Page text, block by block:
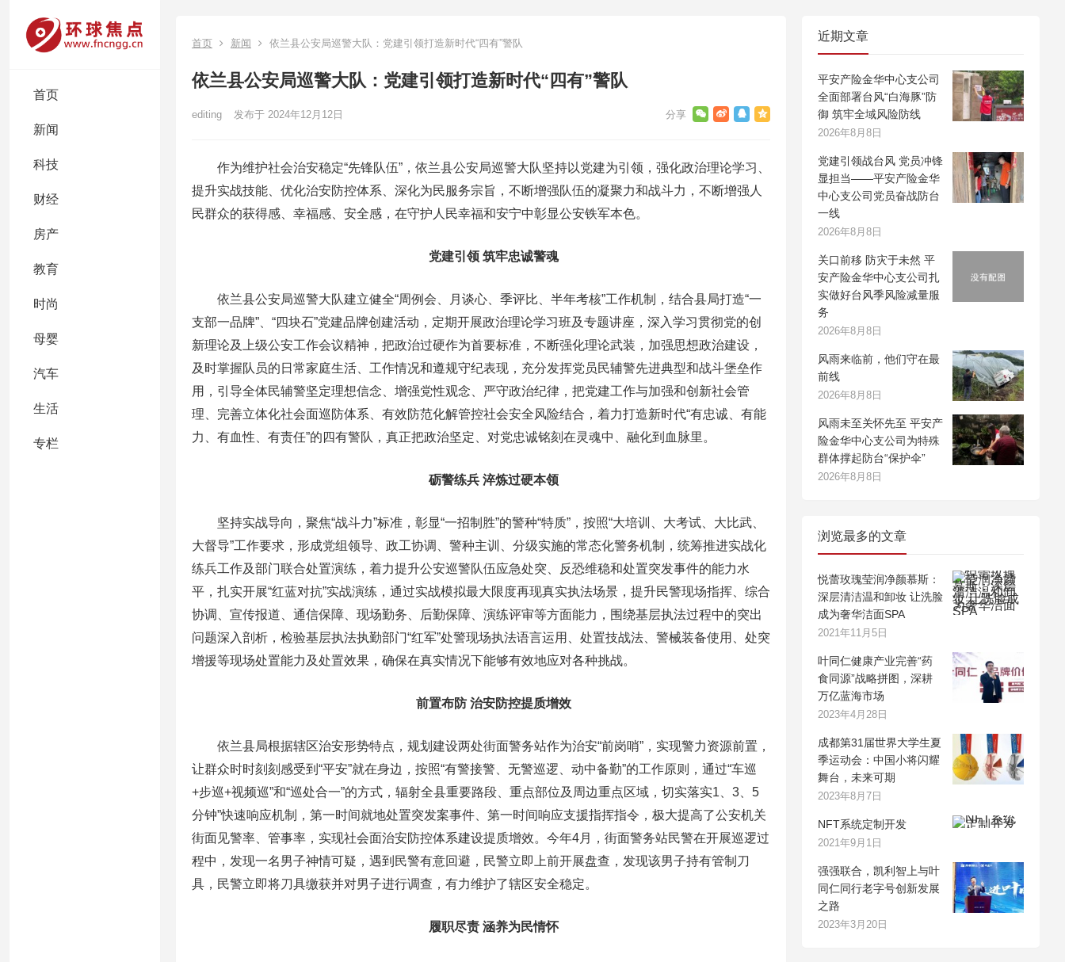
首页
新闻
科技
财经
房产
教育
时尚
母婴
汽车
生活
专栏
首页 新闻 依兰县公安局巡警大队：党建引领打造新时代“四有”警队
依兰县公安局巡警大队：党建引领打造新时代“四有”警队
editing 发布于 2024年12月12日
作为维护社会治安稳定“先锋队伍”，依兰县公安局巡警大队坚持以党建为引领，强化政治理论学习、
提升实战技能、优化治安防控体系、深化为民服务宗旨，不断增强队伍的凝聚力和战斗力，不断增强人
民群众的获得感、幸福感、安全感，在守护人民幸福和安宁中彰显公安铁军本色。
党建引领 筑牢忠诚警魂
依兰县公安局巡警大队建立健全“周例会、月谈心、季评比、半年考核”工作机制，结合县局打造“一
支部一品牌”、“四块石”党建品牌创建活动，定期开展政治理论学习班及专题讲座，深入学习贯彻党的创
新理论及上级公安工作会议精神，把政治过硬作为首要标准，不断强化理论武装，加强思想政治建设，
及时掌握队员的日常家庭生活、工作情况和遵规守纪表现，充分发挥党员民辅警先进典型和战斗堡垒作
用，引导全体民辅警坚定理想信念、增强党性观念、严守政治纪律，把党建工作与加强和创新社会管
理、完善立体化社会面巡防体系、有效防范化解管控社会安全风险结合，着力打造新时代“有忠诚、有能
力、有血性、有责任”的四有警队，真正把政治坚定、对党忠诚铭刻在灵魂中、融化到血脉里。
砺警练兵 淬炼过硬本领
坚持实战导向，聚焦“战斗力”标准，彰显“一招制胜”的警种“特质”，按照“大培训、大考试、大比武、
大督导”工作要求，形成党组领导、政工协调、警种主训、分级实施的常态化警务机制，统筹推进实战化
练兵工作及部门联合处置演练，着力提升公安巡警队伍应急处突、反恐维稳和处置突发事件的能力水
平，扎实开展“红蓝对抗”实战演练，通过实战模拟最大限度再现真实执法场景，提升民警现场指挥、综合
协调、宣传报道、通信保障、现场勤务、后勤保障、演练评审等方面能力，围绕基层执法过程中的突出
问题深入剖析，检验基层执法执勤部门“红军”处警现场执法语言运用、处置技战法、警械装备使用、处突
增援等现场处置能力及处置效果，确保在真实情况下能够有效地应对各种挑战。
前置布防 治安防控提质增效
依兰县局根据辖区治安形势特点，规划建设两处街面警务站作为治安“前岗哨”，实现警力资源前置，
让群众时时刻刻感受到“平安”就在身边，按照“有警接警、无警巡逻、动中备勤”的工作原则，通过“车巡
+步巡+视频巡”和“巡处合一”的方式，辐射全县重要路段、重点部位及周边重点区域，切实落实1、3、5
分钟”快速响应机制，第一时间就地处置突发案事件、第一时间响应支援指挥指令，极大提高了公安机关
街面见警率、管事率，实现社会面治安防控体系建设提质增效。今年4月，街面警务站民警在开展巡逻过
程中，发现一名男子神情可疑，遇到民警有意回避，民警立即上前开展盘查，发现该男子持有管制刀
具，民警立即将刀具缴获并对男子进行调查，有力维护了辖区安全稳定。
履职尽责 涵养为民情怀
近期文章
平安产险金华中心支公司
全面部署台风“白海豚”防
御 筑牢全域风险防线
2026年8月8日
党建引领战台风 党员冲锋
显担当——平安产险金华
中心支公司党员奋战防台
一线
2026年8月8日
关口前移 防灾于未然 平
安产险金华中心支公司扎
实做好台风季风险减量服
务
2026年8月8日
风雨来临前，他们守在最
前线
2026年8月8日
风雨未至关怀先至 平安产
险金华中心支公司为特殊
群体撑起防台“保护伞”
2026年8月8日
浏览最多的文章
悦蕾玫瑰莹润净颜慕斯：
深层清洁温和卸妆 让洗脸
成为奢华洁面SPA
2021年11月5日
叶同仁健康产业完善“药
食同源”战略拼图，深耕
万亿蓝海市场
2023年4月28日
成都第31届世界大学生夏
季运动会：中国小将闪耀
舞台，未来可期
2023年8月7日
NFT系统定制开发
2021年9月1日
强强联合，凯利智上与叶
同仁同行老字号创新发展
之路
2023年3月20日